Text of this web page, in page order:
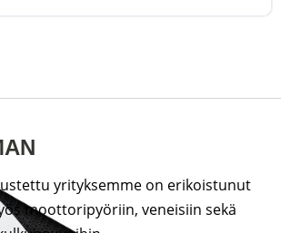
yrityksemme on erikoistunut
moottoripyöriin, veneisiin sekä